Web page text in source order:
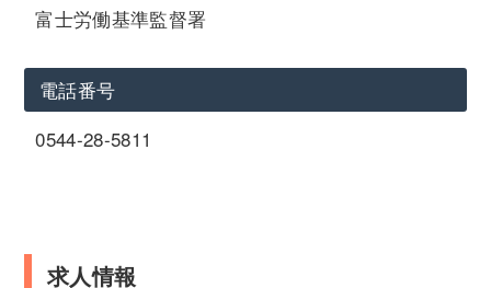
富士労働基準監督署
電話番号
0544-28-5811
求人情報